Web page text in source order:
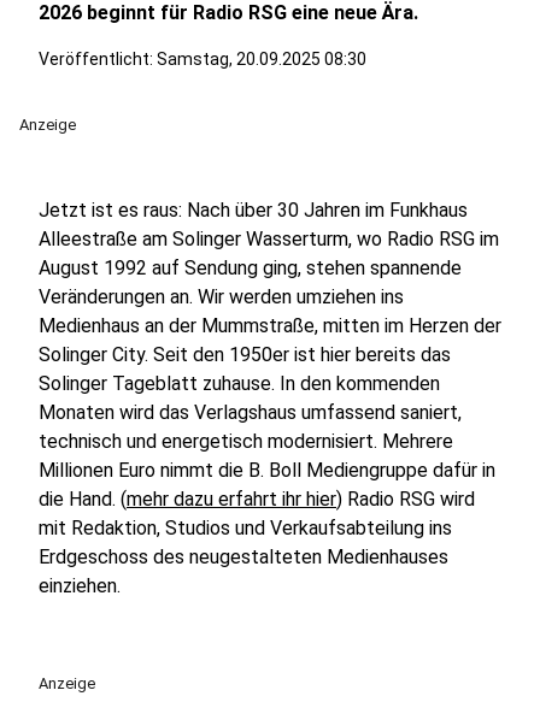
2026 beginnt für Radio RSG eine neue Ära.
Veröffentlicht: Samstag, 20.09.2025 08:30
Anzeige
Jetzt ist es raus: Nach über 30 Jahren im Funkhaus
Alleestraße am Solinger Wasserturm, wo Radio RSG im
August 1992 auf Sendung ging, stehen spannende
Veränderungen an. Wir werden umziehen ins
Medienhaus an der Mummstraße, mitten im Herzen der
Solinger City. Seit den 1950er ist hier bereits das
Solinger Tageblatt zuhause. In den kommenden
Monaten wird das Verlagshaus umfassend saniert,
technisch und energetisch modernisiert. Mehrere
Millionen Euro nimmt die B. Boll Mediengruppe dafür in
die Hand. (mehr dazu erfahrt ihr hier) Radio RSG wird
mit Redaktion, Studios und Verkaufsabteilung ins
Erdgeschoss des neugestalteten Medienhauses
einziehen.
Anzeige